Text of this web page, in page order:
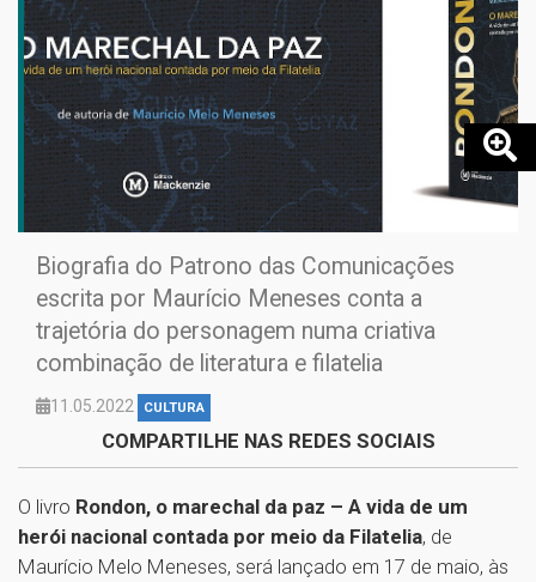
Biografia do Patrono das Comunicações
escrita por Maurício Meneses conta a
trajetória do personagem numa criativa
combinação de literatura e filatelia
11.05.2022 CULTURA
COMPARTILHE NAS REDES SOCIAIS
O livro Rondon, o marechal da paz – A vida de um
herói nacional contada por meio da Filatelia, de
Maurício Melo Meneses, será lançado em 17 de maio, às